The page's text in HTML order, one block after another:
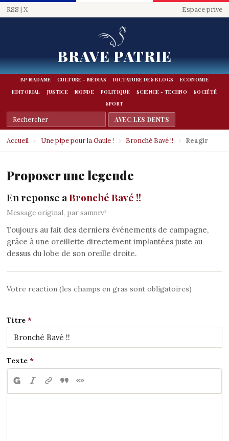
RSS | X Espace prive
BRAVE PATRIE
BP MADAME CULTURE - MÉDIAS DICTATURE DES BLOGS
ECONOMIE
EDITORIAL
JUSTICE MONDE POLITIQUE SCIENCE - TECHNO
SOCIÉTÉ
SPORT
Accueil › Une pipe pour la Gaule ! › Bronché Bavé !! › Reagir
Proposer une legende
En reponse aBronché Bavé !!
Message original, par samnrv²
Toujours au fait des derniers événements de campagne,
grâce à une oreillette directement implantées juste au
dessus du lobe de son oreille droite.
Votre reaction (les champs en gras sont obligatoires)
Titre
Texte